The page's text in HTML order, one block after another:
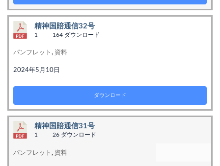
精神国賠通信32号
1 164 ダウンロード
パンフレット, 資料
2024年5月10日
ダウンロード
精神国賠通信31号
1 26 ダウンロード
パンフレット, 資料